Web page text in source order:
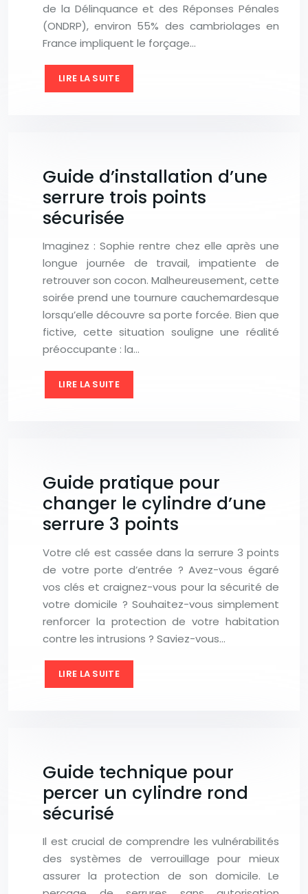
de la Délinquance et des Réponses Pénales
(ONDRP), environ 55% des cambriolages en
France impliquent le forçage…
LIRE LA SUITE
Guide d’installation d’une
serrure trois points
sécurisée
Imaginez : Sophie rentre chez elle après une
longue journée de travail, impatiente de
retrouver son cocon. Malheureusement, cette
soirée prend une tournure cauchemardesque
lorsqu’elle découvre sa porte forcée. Bien que
fictive, cette situation souligne une réalité
préoccupante : la…
LIRE LA SUITE
Guide pratique pour
changer le cylindre d’une
serrure 3 points
Votre clé est cassée dans la serrure 3 points
de votre porte d’entrée ? Avez-vous égaré
vos clés et craignez-vous pour la sécurité de
votre domicile ? Souhaitez-vous simplement
renforcer la protection de votre habitation
contre les intrusions ? Saviez-vous…
LIRE LA SUITE
Guide technique pour
percer un cylindre rond
sécurisé
Il est crucial de comprendre les vulnérabilités
des systèmes de verrouillage pour mieux
assurer la protection de son domicile. Le